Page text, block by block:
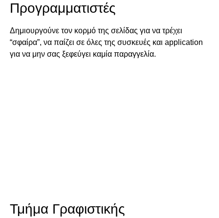
Προγραμματιστές
Δημιουργούνε τον κορμό της σελίδας για να τρέχει
“σφαίρα”, να παίζει σε όλες της συσκευές και application
για να μην σας ξεφεύγει καμία παραγγελία.
Τμήμα Γραφιστικής